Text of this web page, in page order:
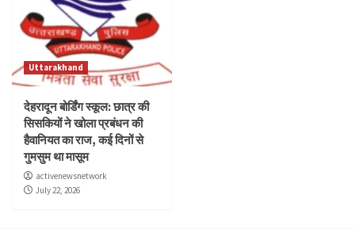
Uttarakhand
देहरादून बोर्डिंग स्कूल: छात्र की
सिसकियों ने खोला प्रबंधन की
हैवानियत का राज, कई दिनों से
गुमसुम था मासूम
activenewsnetwork
July 22, 2026